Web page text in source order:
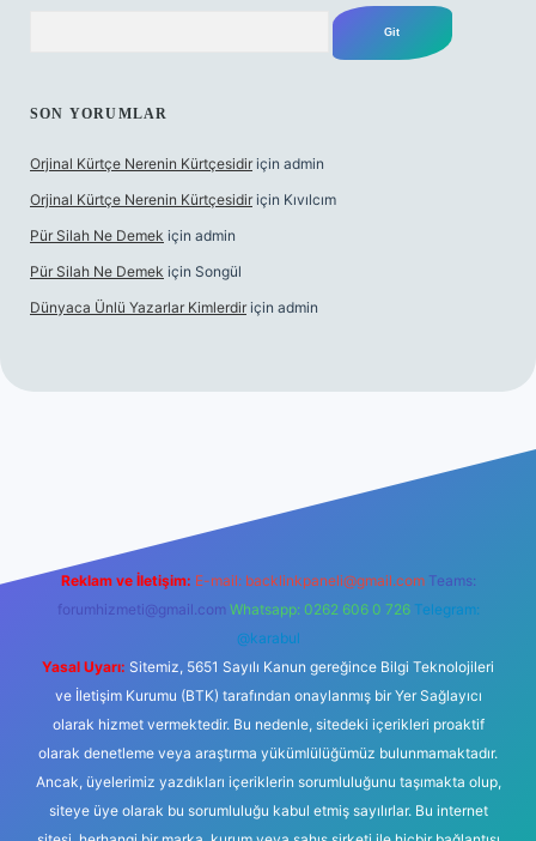
SON YORUMLAR
Orjinal Kürtçe Nerenin Kürtçesidir için admin
Orjinal Kürtçe Nerenin Kürtçesidir için Kıvılcım
Pür Silah Ne Demek için admin
Pür Silah Ne Demek için Songül
Dünyaca Ünlü Yazarlar Kimlerdir için admin
Reklam ve İletişim: E-mail: backlinkpaneli@gmail.com Teams:
forumhizmeti@gmail.com Whatsapp: 0262 606 0 726 Telegram:
@karabul
Yasal Uyarı: Sitemiz, 5651 Sayılı Kanun gereğince Bilgi Teknolojileri
ve İletişim Kurumu (BTK) tarafından onaylanmış bir Yer Sağlayıcı
olarak hizmet vermektedir. Bu nedenle, sitedeki içerikleri proaktif
olarak denetleme veya araştırma yükümlülüğümüz bulunmamaktadır.
Ancak, üyelerimiz yazdıkları içeriklerin sorumluluğunu taşımakta olup,
siteye üye olarak bu sorumluluğu kabul etmiş sayılırlar. Bu internet